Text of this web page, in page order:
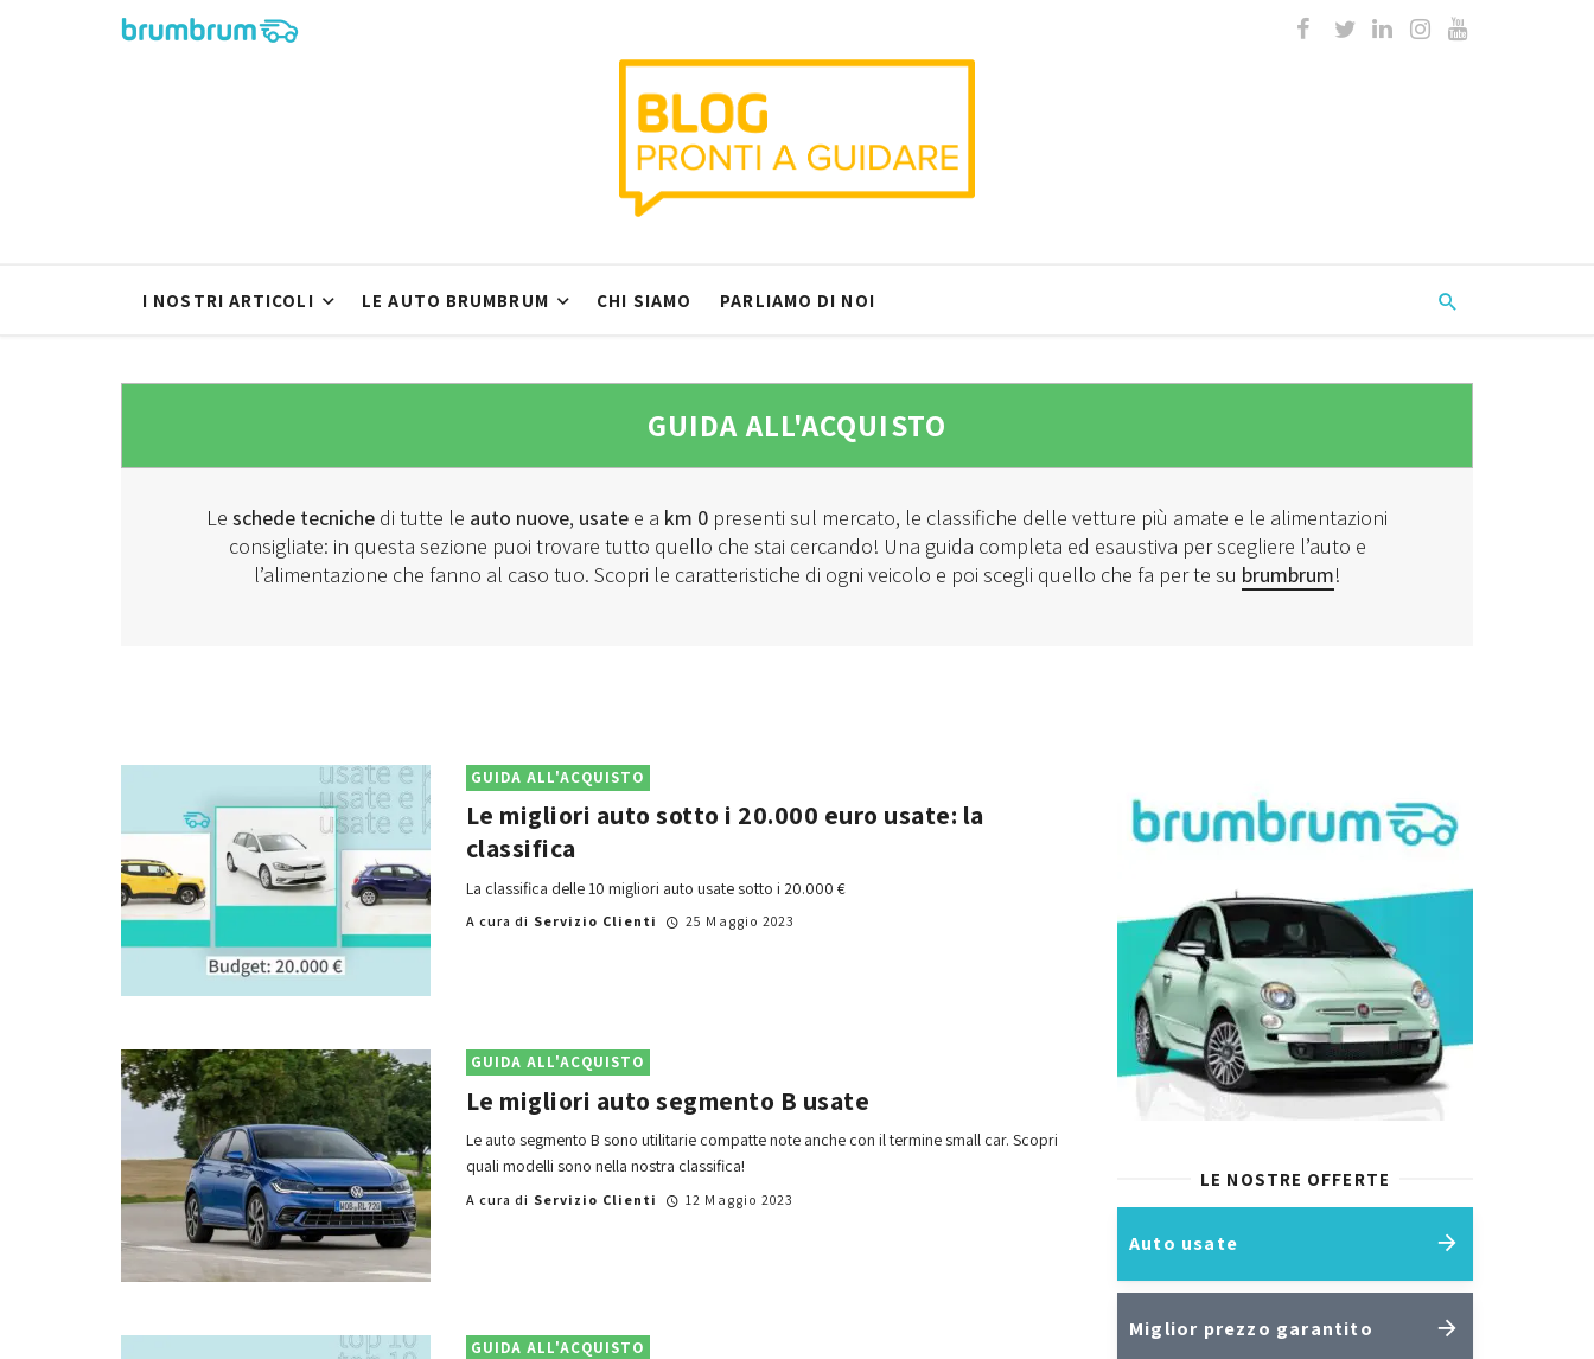
I NOSTRI ARTICOLI LE AUTO BRUMBRUM CHI SIAMO PARLIAMO DI NOI
GUIDA ALL'ACQUISTO
Le schede tecniche di tutte le auto nuove, usate e a km 0 presenti sul mercato, le classifiche delle vetture più amate e le alimentazioni
consigliate: in questa sezione puoi trovare tutto quello che stai cercando! Una guida completa ed esaustiva per scegliere l’auto e
l’alimentazione che fanno al caso tuo. Scopri le caratteristiche di ogni veicolo e poi scegli quello che fa per te su brumbrum!
GUIDA ALL'ACQUISTO
Le migliori auto sotto i 20.000 euro usate: la
classifica
La classifica delle 10 migliori auto usate sotto i 20.000 €
A cura di Servizio Clienti 25 Maggio 2023
GUIDA ALL'ACQUISTO
Le migliori auto segmento B usate
Le auto segmento B sono utilitarie compatte note anche con il termine small car. Scopri
quali modelli sono nella nostra classifica!
A cura di Servizio Clienti 12 Maggio 2023
GUIDA ALL'ACQUISTO
LE NOSTRE OFFERTE
Auto usate
Miglior prezzo garantito